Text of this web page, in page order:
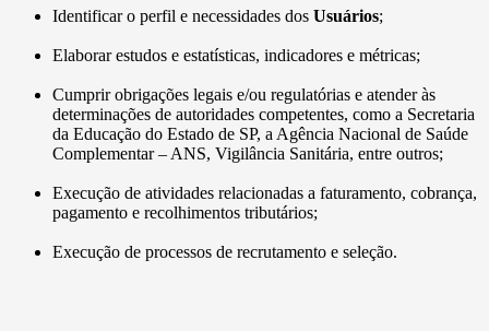
Identificar o perfil e necessidades dos Usuários;
Elaborar estudos e estatísticas, indicadores e métricas;
Cumprir obrigações legais e/ou regulatórias e atender às
determinações de autoridades competentes, como a Secretaria
da Educação do Estado de SP, a Agência Nacional de Saúde
Complementar – ANS, Vigilância Sanitária, entre outros;
Execução de atividades relacionadas a faturamento, cobrança,
pagamento e recolhimentos tributários;
Execução de processos de recrutamento e seleção.